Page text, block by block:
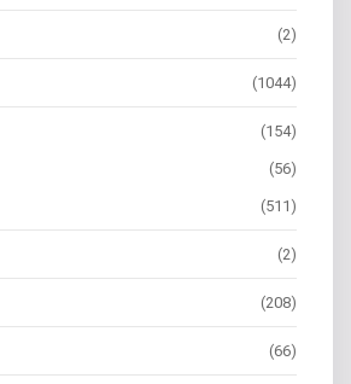
(2)
(1044)
(154)
(56)
(511)
(2)
(208)
(66)